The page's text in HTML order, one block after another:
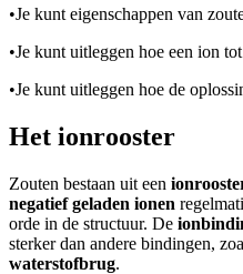
•Je kunt eigenschappen van
•Je kunt uitleggen hoe een ion
•Je kunt uitleggen hoe de
Het ionrooster
Zouten bestaan uit een
negatief geladen ionen
orde in de structuur. De
sterker dan andere bindingen,
waterstofbrug.